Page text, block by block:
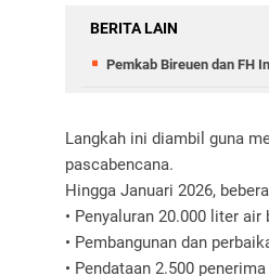
BERITA LAIN
Pemkab Bireuen dan FH
Langkah ini diambil guna
pascabencana.
Hingga Januari 2026,
• Penyaluran 20.000 liter
• Pembangunan dan
• Pendataan 2.500